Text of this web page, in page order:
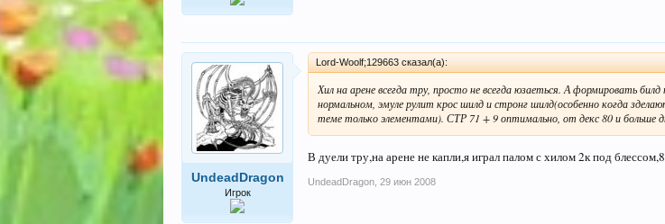
UndeadDragon
Игрок
Lord-Woolf;129663 сказал(а):
Хил на арене всегда тру, просто не всегда юзаеться. А формировать
нормальном, эмуле рулит крос шилд и стронг шилд(особенно когда
теме только элементами). СТР 71 + 9 оптимально, от декс 80 и больше
В дуели тру,на арене не капли,я играл палом с хилом 2к под
UndeadDragon 29 июн 2008